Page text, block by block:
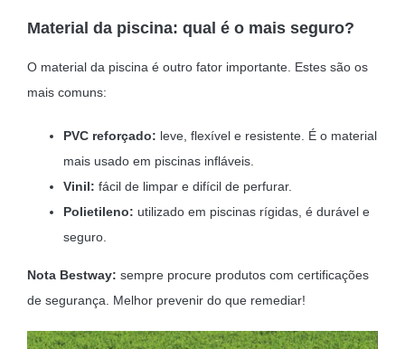
Material da piscina: qual é o mais seguro?
O material da piscina é outro fator importante. Estes são os
mais comuns:
PVC reforçado: leve, flexível e resistente. É o material
mais usado em piscinas infláveis.
Vinil: fácil de limpar e difícil de perfurar.
Polietileno: utilizado em piscinas rígidas, é durável e
seguro.
Nota Bestway: sempre procure produtos com certificações
de segurança. Melhor prevenir do que remediar!